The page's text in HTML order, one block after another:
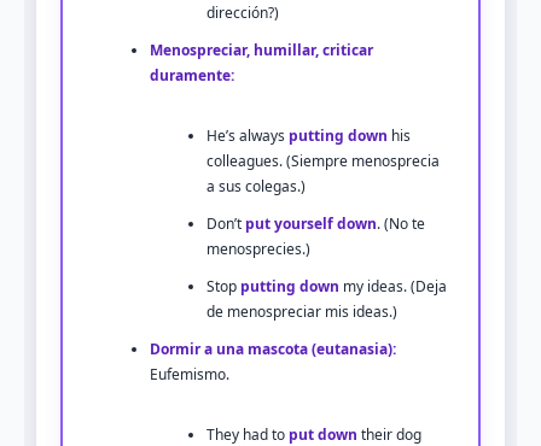
dirección?)
Menospreciar, humillar, criticar
duramente:
He’s always putting down his
colleagues. (Siempre menosprecia
a sus colegas.)
Don’t put yourself down. (No te
menosprecies.)
Stop putting down my ideas. (Deja
de menospreciar mis ideas.)
Dormir a una mascota (eutanasia):
Eufemismo.
They had to put down their dog